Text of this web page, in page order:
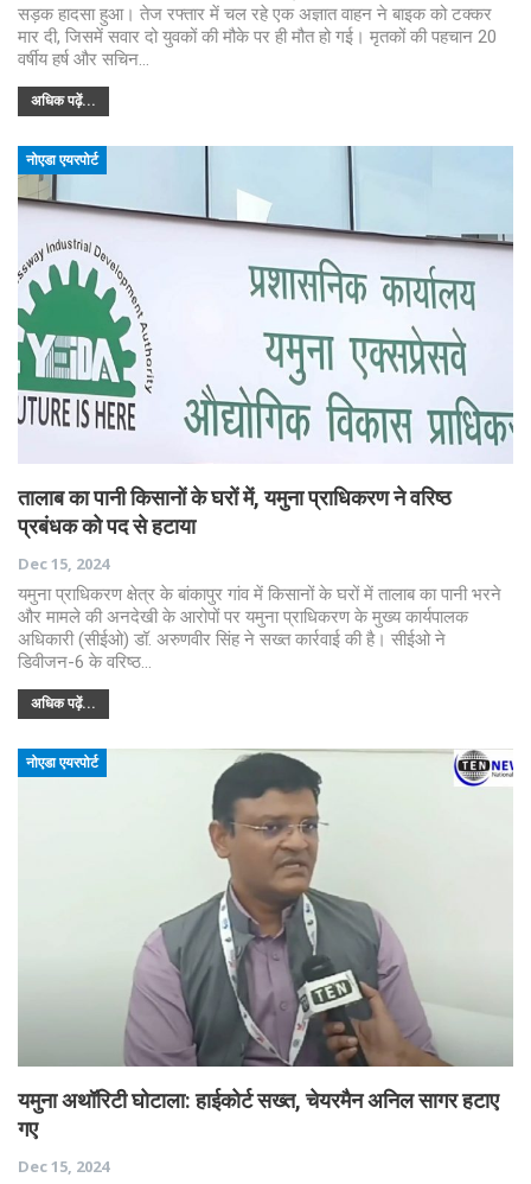
सड़क हादसा हुआ। तेज रफ्तार में चल रहे एक अज्ञात वाहन ने बाइक को टक्कर
मार दी, जिसमें सवार दो युवकों की मौके पर ही मौत हो गई। मृतकों की पहचान 20
वर्षीय हर्ष और सचिन…
अधिक पढ़ें...
नोएडा एयरपोर्ट
तालाब का पानी किसानों के घरों में, यमुना प्राधिकरण ने वरिष्ठ
प्रबंधक को पद से हटाया
Dec 15, 2024
यमुना प्राधिकरण क्षेत्र के बांकापुर गांव में किसानों के घरों में तालाब का पानी भरने
और मामले की अनदेखी के आरोपों पर यमुना प्राधिकरण के मुख्य कार्यपालक
अधिकारी (सीईओ) डॉ. अरुणवीर सिंह ने सख्त कार्रवाई की है। सीईओ ने
डिवीजन-6 के वरिष्ठ…
अधिक पढ़ें...
नोएडा एयरपोर्ट
यमुना अथॉरिटी घोटाला: हाईकोर्ट सख्त, चेयरमैन अनिल सागर हटाए
गए
Dec 15, 2024